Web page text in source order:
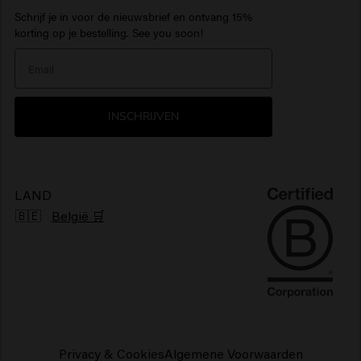
Care Finder
> Alles tonen
Baardolie
Hydraterende haarproducten
Glanzend haarproducten
Pluizig haarproducten
Travel sizes
Inspiratie
Nieuwsbrief
Schrijf je in voor de nieuwsbrief en ontvang 15%
korting op je bestelling. See you soon!
INSCHRIJVEN
LAND
🇧🇪
België 🛒
Privacy & CookiesAlgemene Voorwaarden